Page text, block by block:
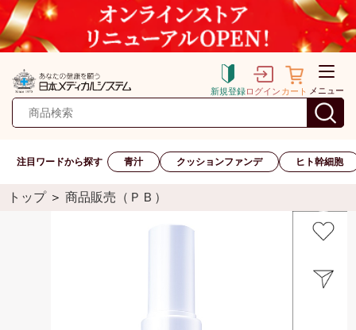
新規登録ログイン カート メニュー
注目ワードから探す 青汁 クッションファンデ ヒト幹細胞
トップ ＞ 商品販売（ＰＢ）